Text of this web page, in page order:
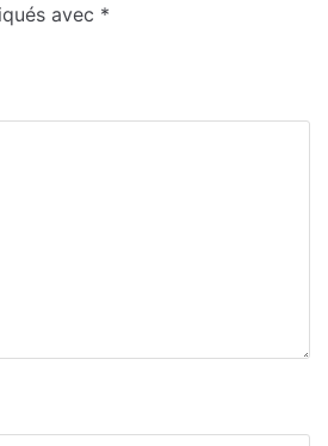
avec *